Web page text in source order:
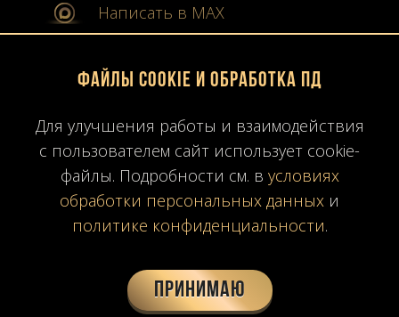
Написать в MAX
Мы в социальных сетях:
Instagram
Youtube
Карта сайта
Согласие на обработку ПД
Время работы: ПН-ПТ10:00-19:00
Файлы Cookie и обработка ПД
Для улучшения работы и взаимодействия
с пользователем сайт использует cookie-
файлы. Подробности см. в условиях
обработки персональных данных и
политике конфиденциальности.
Принимаю